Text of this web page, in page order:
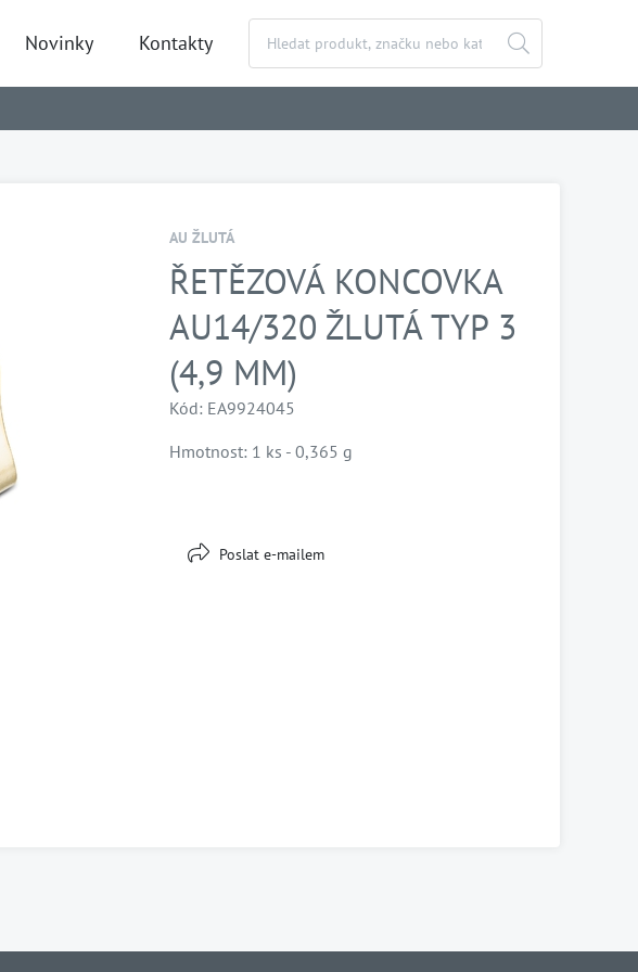
Novinky Kontakty
AU ŽLUTÁ
ŘETĚZOVÁ KONCOVKA
AU14/320 ŽLUTÁ TYP 3
(4,9 MM)
Kód: EA9924045
Hmotnost: 1 ks - 0,365 g
Poslat e-mailem